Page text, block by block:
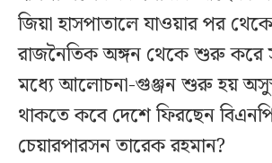
জিয়া হাসপাতালে যাওয়ার পর
রাজনৈতিক অঙ্গন থেকে শুরু করে
মধ্যে আলোচনা-গুঞ্জন শুরু হয়
থাকতে কবে দেশে ফিরছেন
চেয়ারপারসন তারেক রহমান?